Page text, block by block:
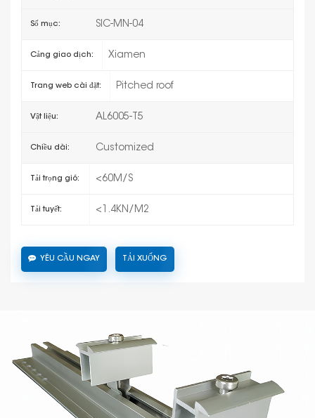
Số mục: SIC-MN-04
Cảng giao dịch: Xiamen
Trang web cài đặt: Pitched roof
Vật liệu: AL6005-T5
Chiều dài: Customized
Tải trọng gió: <60M/S
Tải tuyết: <1.4KN/M2
YÊU CẦU NGAY TẢI XUỐNG